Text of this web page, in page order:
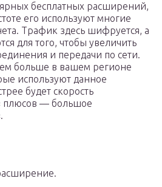
бесплатных расширений,
его используют многие
Трафик здесь шифруется, а
для того, чтобы увеличить
и передачи по сети.
больше в вашем регионе
используют данное
будет скорость
плюсов — большое